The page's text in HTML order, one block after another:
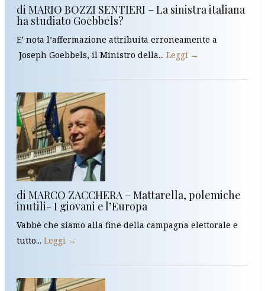
di MARIO BOZZI SENTIERI – La sinistra italiana
ha studiato Goebbels?
E’ nota l’affermazione attribuita erroneamente a
Joseph Goebbels, il Ministro della... Leggi →
di MARCO ZACCHERA – Mattarella, polemiche
inutili- I giovani e l’Europa
Vabbè che siamo alla fine della campagna elettorale e
tutto... Leggi →